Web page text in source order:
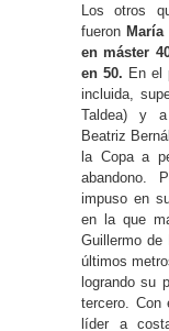
Los otros
fueron
en máster
en 50. En el
incluida,
Taldea) y a
Beatriz
la Copa a
abandono.
impuso en
en la que
Guillermo de
últimos
logrando su
tercero. Con
líder a